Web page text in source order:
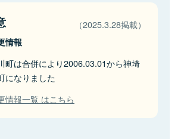
（2025.3.28掲載）
情報
町は合併により2006.03.01から神埼
になりました
情報一覧 はこちら